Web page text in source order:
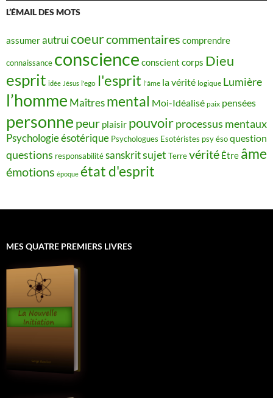
L’ÉMAIL DES MOTS
assumerautruicoeurcommentaires comprendre
connaissance conscience conscient corps Dieu
esprit idée Jésus l'ego l'esprit l'âme la vérité logique Lumière
l’homme Maîtres mental Moi-Idéalisé paix pensées
personne peur plaisir pouvoirprocessus mentaux
Psychologie ésotérique Psychologues Esotéristes psy ésoquestion
questions responsabilitésanskritsujet Terrevérité Être âme
émotions époque état d'esprit
MES QUATRE PREMIERS LIVRES